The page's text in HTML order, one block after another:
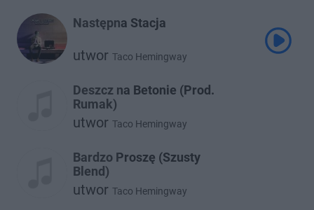
Rosalie
Następna Stacja
utwor Taco Hemingway
Deszcz na Betonie (Prod.
Rumak)
utwor Taco Hemingway
Bardzo Proszę (Szusty
Blend)
utwor Taco Hemingway